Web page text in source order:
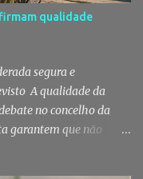
de euros que
pelo Página UM. O
ao ajuste direto
socied...
qualidade
segura e
A qualidade da
no concelho da
garantem que não